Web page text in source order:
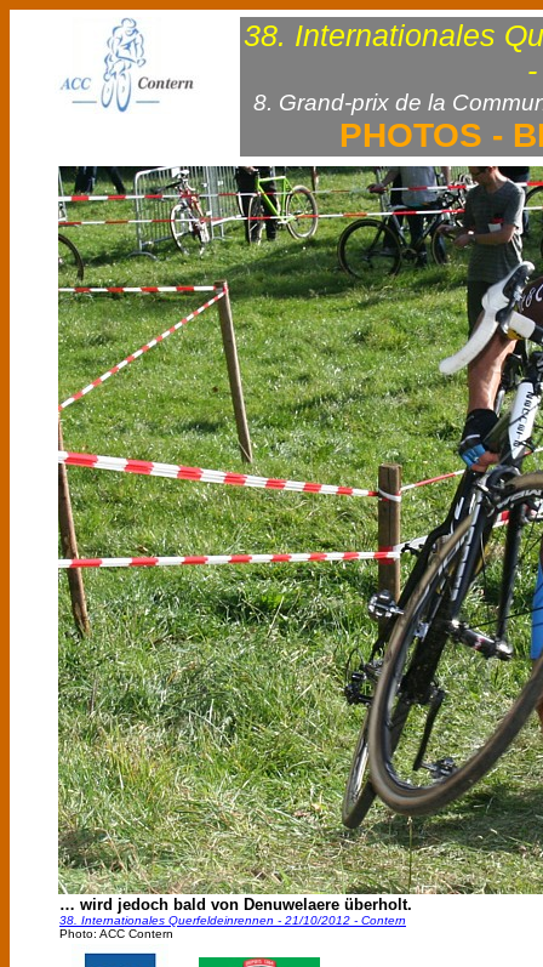
38. Internationales
8. Grand-prix de la
PHOTOS -
… wird jedoch bald von Denuwelaere überholt.
38. Internationales Querfeldeinrennen - 21/10/2012 - Contern
Photo: ACC Contern